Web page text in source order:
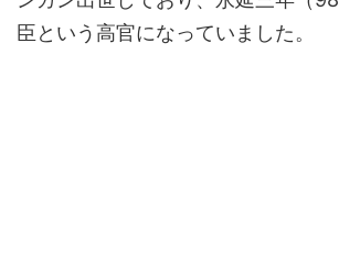
臣という高官になっていました。